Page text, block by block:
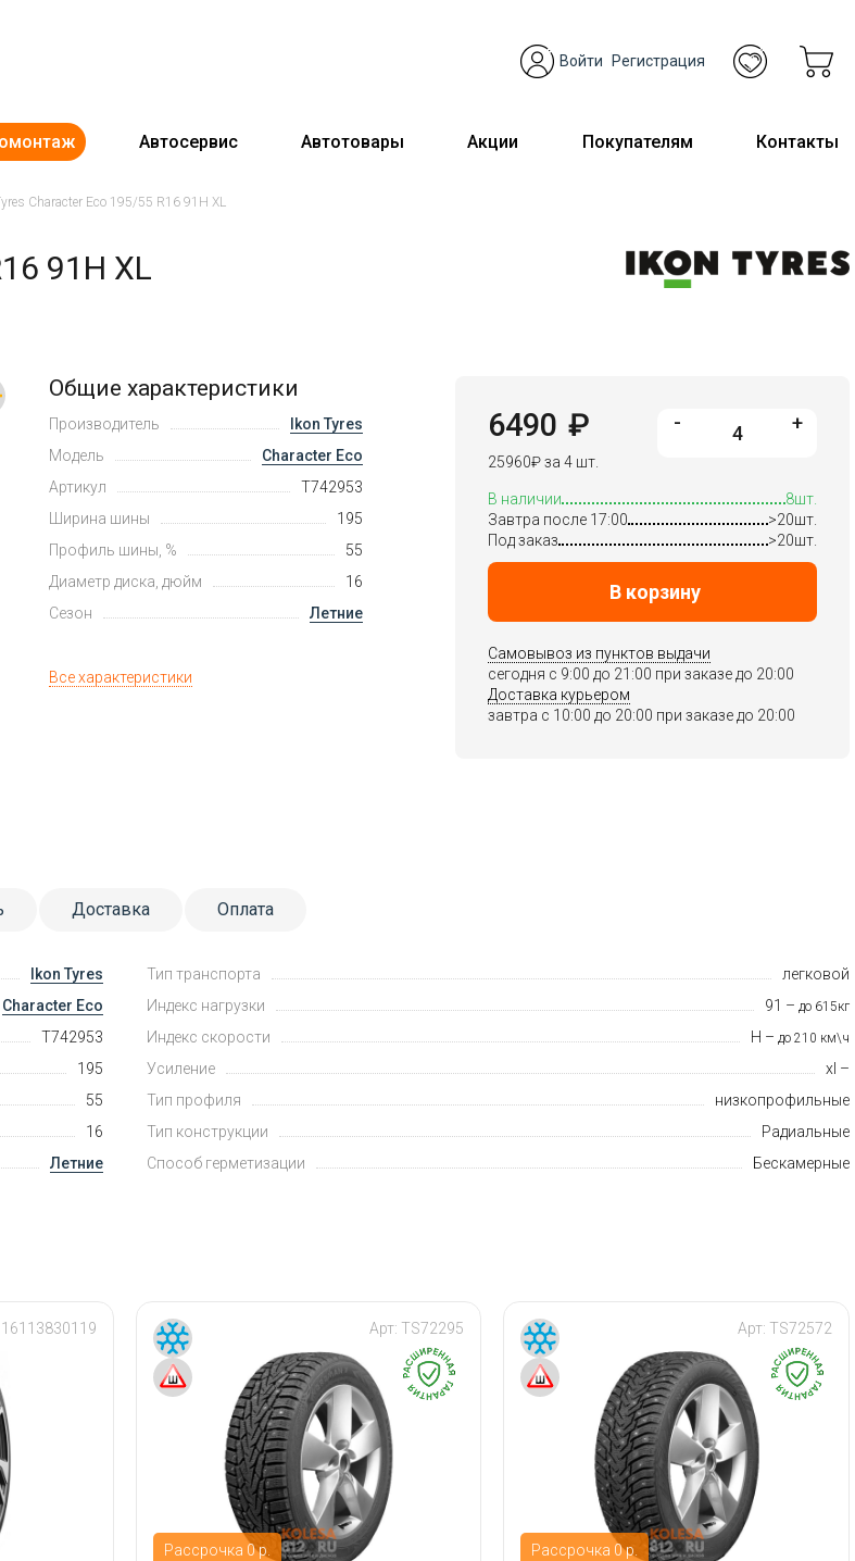
Войти Регистрация
Автосервис Автотовары Акции Покупателям Контакты
Character Eco 195/55 R16 91H XL
91H XL
Общие характеристики
Производитель
Ikon Tyres
Модель
Character Eco
Артикул
T742953
Ширина шины
195
Профиль шины, %
55
Диаметр диска, дюйм
16
Сезон
Летние
Все характеристики
6490 ₽
25960₽за 4 шт.
- +
В наличии
8шт.
Завтра после 17:00
>20шт.
Под заказ
>20шт.
В корзину
Самовывоз из пунктов выдачи
сегодня c 9:00 до 21:00 при заказе до 20:00
Доставка курьером
завтра c 10:00 до 20:00 при заказе до 20:00
Доставка Оплата
Ikon Tyres
Character Eco
T742953
195
55
16
Летние
Тип транспорта
легковой
Индекс нагрузки
91 – до 615кг
Индекс скорости H – до 210 км\ч
Усиление
xl –
Тип профиля
низкопрофильные
Тип конструкции
Радиальные
Способ герметизации
Бескамерные
16113830119
Рассрочка 0 р.
Арт: TS72295
Рассрочка 0 р.
Арт: TS72572